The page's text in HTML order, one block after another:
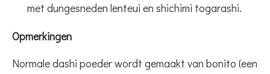
met dungesneden lenteui en shichimi togarashi.
Opmerkingen
Normale dashi poeder wordt gemaakt van bonito (een